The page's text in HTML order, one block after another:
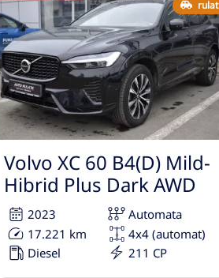
rulat
Volvo XC 60 B4(D) Mild-
Hibrid Plus Dark AWD
2023
Automata
17.221 km
4x4 (automat)
Diesel
211 CP